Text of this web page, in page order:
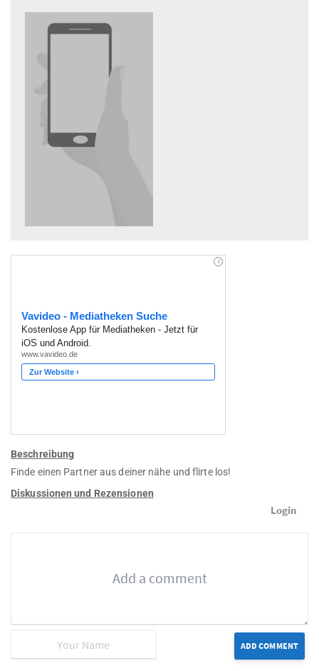
Beschreibung
Finde einen Partner aus deiner nähe und flirte los!
Diskussionen und Rezensionen
Login
ADD COMMENT